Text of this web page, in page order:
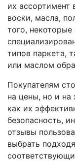
их ассортимент
воски, масла,
того,
типов паркета,
или маслом
Покупателям
на цены, но и на
как их
безопасность,
отзывы
выбрать